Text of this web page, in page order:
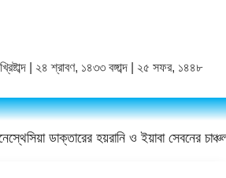
| ২৪ শ্রাবণ, ১৪৩৩ বঙ্গাব্দ | ২৫ সফর, ১৪৪৮
ডাক্তারের হয়রানি ও ইয়াবা সেবনের